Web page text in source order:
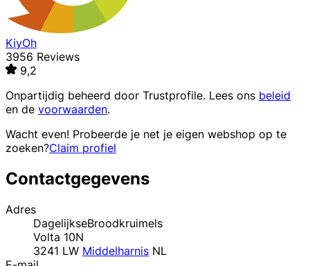
KiyOh
3956 Reviews
9,2
Onpartijdig beheerd door Trustprofile. Lees ons beleid
en de voorwaarden.
Wacht even! Probeerde je net je eigen webshop op te
zoeken?Claim profiel
Contactgegevens
Adres
DagelijkseBroodkruimels
Volta 10N
3241 LW Middelharnis NL